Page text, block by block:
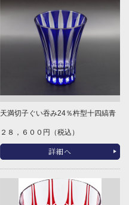
天満切子ぐい吞み24％杵型十四縞青
２８，６００円（税込）
詳細へ